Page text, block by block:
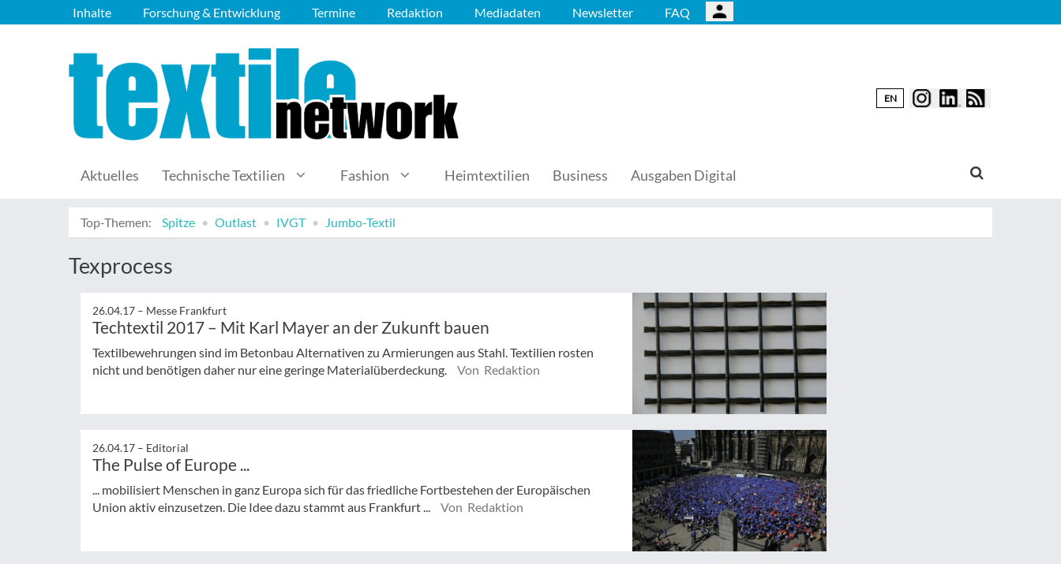
Inhalte Forschung & Entwicklung Termine Redaktion Mediadaten Newsletter FAQ
EN
Aktuelles Technische Textilien Fashion Heimtextilien Business Ausgaben Digital
Top-Themen: Spitze Outlast IVGT Jumbo-Textil
Texprocess
26.04.17 – Messe Frankfurt
Techtextil 2017 – Mit Karl Mayer an der Zukunft bauen
Textilbewehrungen sind im Betonbau Alternativen zu Armierungen aus Stahl. Textilien rosten
nicht und benötigen daher nur eine geringe Materialüberdeckung.
Von Redaktion
26.04.17 – Editorial
The Pulse of Europe ...
... mobilisiert Menschen in ganz Europa sich für das friedliche Fortbestehen der Europäischen
Union aktiv einzusetzen. Die Idee dazu stammt aus Frankfurt ...
Von Redaktion